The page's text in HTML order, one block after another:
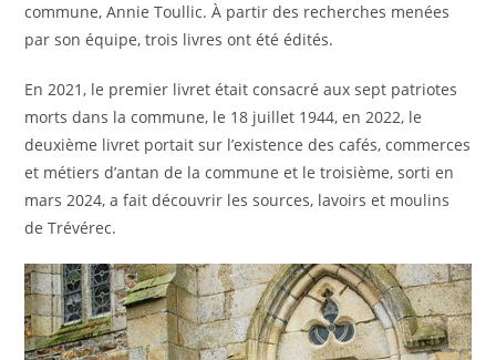
commune, Annie Toullic. À partir des recherches menées
par son équipe, trois livres ont été édités.
En 2021, le premier livret était consacré aux sept patriotes
morts dans la commune, le 18 juillet 1944, en 2022, le
deuxième livret portait sur l’existence des cafés, commerces
et métiers d’antan de la commune et le troisième, sorti en
mars 2024, a fait découvrir les sources, lavoirs et moulins
de Trévérec.